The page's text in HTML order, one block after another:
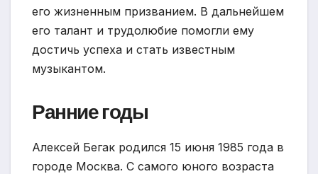
его жизненным призванием. В дальнейшем
его талант и трудолюбие помогли ему
достичь успеха и стать известным
музыкантом.
Ранние годы
Алексей Бегак родился 15 июня 1985 года в
городе Москва. С самого юного возраста